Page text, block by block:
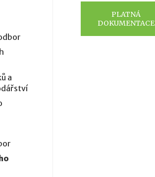
PLATNÁ
DOKUMENTACE
a